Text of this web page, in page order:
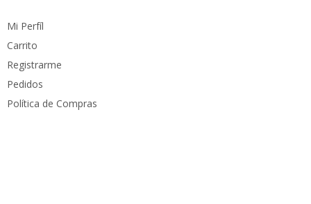
Mi Perfíl
Carrito
Registrarme
Pedidos
Política de Compras